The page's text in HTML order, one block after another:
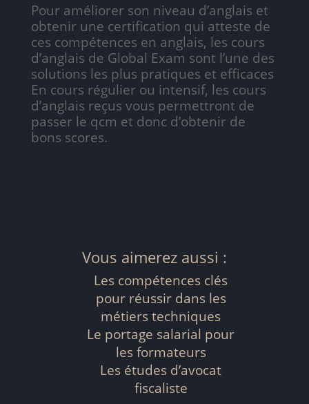
Pour améliorer son niveau d’anglais et
obtenir une certification qui atteste de
ces compétences en anglais, les cours
d’anglais de Global Exam sont l’une des
solutions les plus pratiques et efficaces
En cours régulier ou intensif, les cours
d’anglais reçus vous permettront de
passer le qcm et donc d’obtenir de
bons scores.
Vous aimerez aussi :
Les compétences clés
pour réussir dans les
métiers techniques
Le portage salarial pour
les formateurs
Les études d’avocat
fiscaliste